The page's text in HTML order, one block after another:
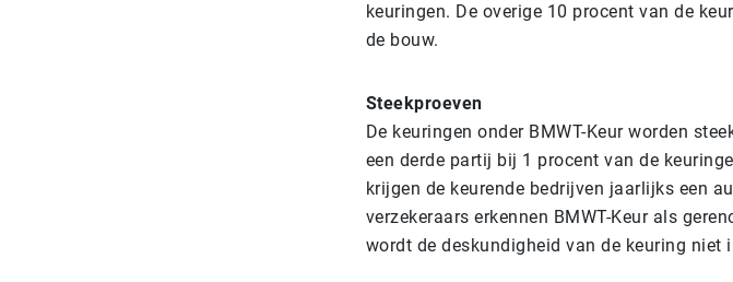
keuringen. De overige 10 procent van de
de bouw.
Steekproeven
De keuringen onder BMWT-Keur worden
een derde partij bij 1 procent van de
krijgen de keurende bedrijven jaarlijks een
verzekeraars erkennen BMWT-Keur als
wordt de deskundigheid van de keuring niet